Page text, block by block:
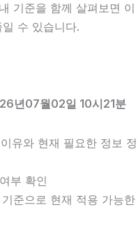
기준을 함께 살펴보면 이
수 있습니다.
년07월02일 10시21분
유와 현재 필요한 정보 정
부 확인
준으로 현재 적용 가능한